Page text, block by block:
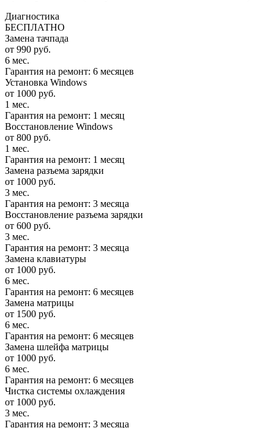
Диагностика
БЕСПЛАТНО
Замена тачпада
от 990 руб.
6 мес.
Гарантия на ремонт: 6 месяцев
Установка Windows
от 1000 руб.
1 мес.
Гарантия на ремонт: 1 месяц
Восстановление Windows
от 800 руб.
1 мес.
Гарантия на ремонт: 1 месяц
Замена разъема зарядки
от 1000 руб.
3 мес.
Гарантия на ремонт: 3 месяца
Восстановление разъема зарядки
от 600 руб.
3 мес.
Гарантия на ремонт: 3 месяца
Замена клавиатуры
от 1000 руб.
6 мес.
Гарантия на ремонт: 6 месяцев
Замена матрицы
от 1500 руб.
6 мес.
Гарантия на ремонт: 6 месяцев
Замена шлейфа матрицы
от 1000 руб.
6 мес.
Гарантия на ремонт: 6 месяцев
Чистка системы охлаждения
от 1000 руб.
3 мес.
Гарантия на ремонт: 3 месяца